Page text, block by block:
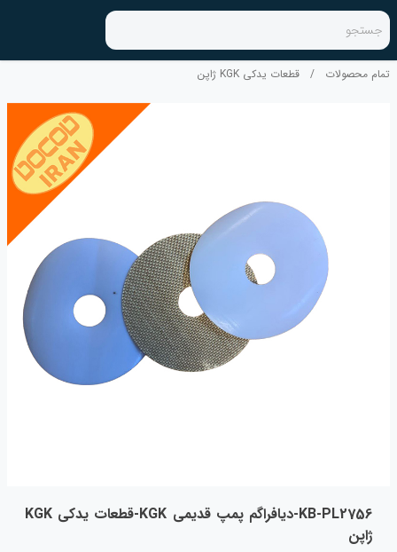
جستجو
تمام محصولات / قطعات یدکی KGK ژاپن
KB-PL2756-دیافراگم پمپ قدیمی KGK-قطعات یدکی KGK
ژاپن